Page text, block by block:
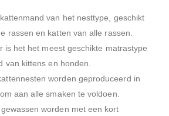
van het nesttype, geschikt
rassen en katten van alle rassen.
is het het meest geschikte matrastype
van kittens en honden.
worden geproduceerd in
aan alle smaken te voldoen.
worden met een kort